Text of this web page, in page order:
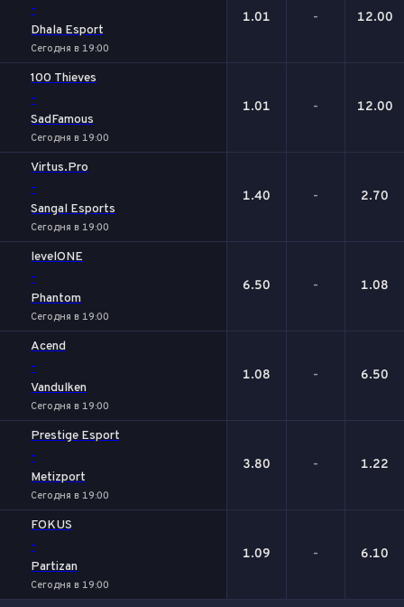
-
Dhala Esport
Сегодня в 19:00
1.01 - 12.00
100 Thieves
-
SadFamous
Сегодня в 19:00
1.01 - 12.00
Virtus.Pro
-
Sangal Esports
Сегодня в 19:00
1.40 - 2.70
levelONE
-
Phantom
Сегодня в 19:00
6.50 - 1.08
Acend
-
Vandulken
Сегодня в 19:00
1.08 - 6.50
Prestige Esport
-
Metizport
Сегодня в 19:00
3.80 - 1.22
FOKUS
-
Partizan
Сегодня в 19:00
1.09 - 6.10